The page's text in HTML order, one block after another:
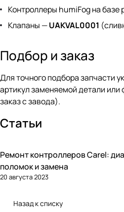
Контроллеры humiFog на базе
Клапаны —UAKVAL0001
Подбор и заказ
Для точного подбора запчасти
артикул заменяемой детали
заказ с завода).
Статьи
Автоматика и контроллеры
Ремонт контроллеров Carel:
поломок и замена
20 августа 2023
Назад к списку